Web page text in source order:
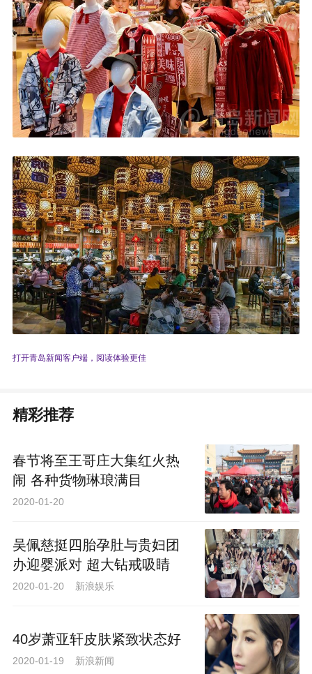
打开青岛新闻客户端，阅读体验更佳
精彩推荐
春节将至王哥庄大集红火热
闹 各种货物琳琅满目
2020-01-20
吴佩慈挺四胎孕肚与贵妇团
办迎婴派对 超大钻戒吸睛
2020-01-20 新浪娱乐
40岁萧亚轩皮肤紧致状态好
2020-01-19 新浪新闻